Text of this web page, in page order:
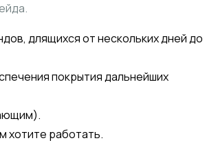
длящихся от нескольких дней до
покрытия дальнейших
хотите работать.